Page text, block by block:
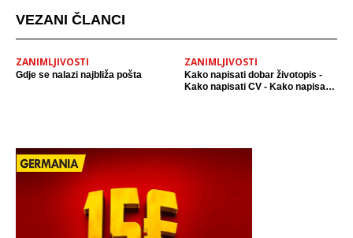
VEZANI ČLANCI
ZANIMLJIVOSTI
Gdje se nalazi najbliža pošta
ZANIMLJIVOSTI
Kako napisati dobar životopis -
Kako napisati CV - Kako napisati